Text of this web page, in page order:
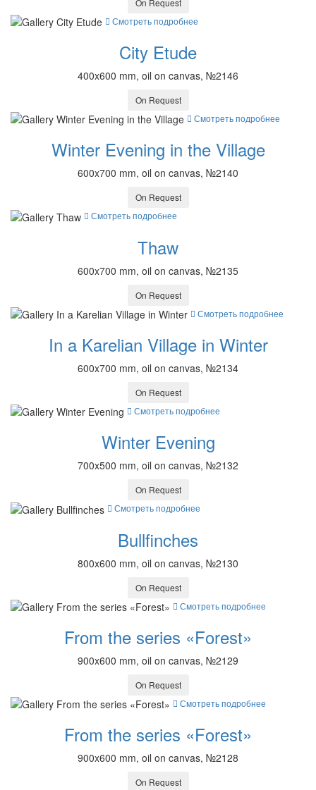
Смотреть подробнее
City Etude
400x600 mm, oil on canvas, №2146
On Request
Смотреть подробнее
Winter Evening in the Village
600x700 mm, oil on canvas, №2140
On Request
Смотреть подробнее
Thaw
600x700 mm, oil on canvas, №2135
On Request
Смотреть подробнее
In a Karelian Village in Winter
600x700 mm, oil on canvas, №2134
On Request
Смотреть подробнее
Winter Evening
700x500 mm, oil on canvas, №2132
On Request
Смотреть подробнее
Bullfinches
800x600 mm, oil on canvas, №2130
On Request
Смотреть подробнее
From the series «Forest»
900x600 mm, oil on canvas, №2129
On Request
Смотреть подробнее
From the series «Forest»
900x600 mm, oil on canvas, №2128
On Request